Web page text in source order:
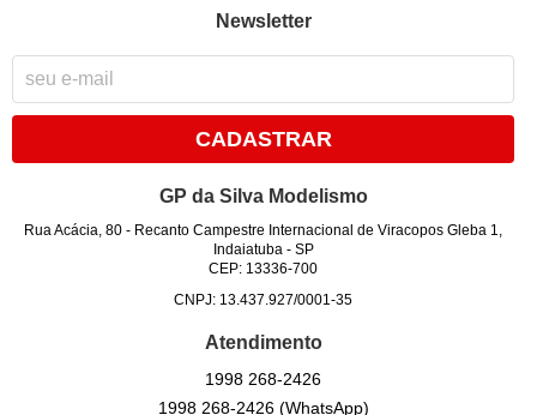
Newsletter
CADASTRAR
GP da Silva Modelismo
Rua Acácia, 80 - Recanto Campestre Internacional de Viracopos Gleba 1,
Indaiatuba- SP
CEP: 13336-700
CNPJ: 13.437.927/0001-35
Atendimento
1998 268-2426
1998268-2426 (WhatsApp)